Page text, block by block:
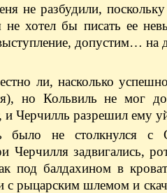
не разбудили,
не хотел бы писать ее
допустим… на
ли, насколько
но Кольвиль не мог
и Черчилль разрешил ему
было не столкнулся с
Черчилля задвигались,
под балдахином в
с рыцарским шлемом и